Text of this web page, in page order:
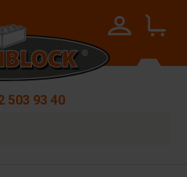
503 93 40